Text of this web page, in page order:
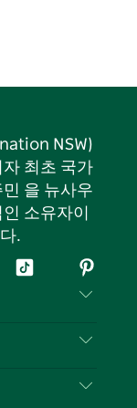
NSW)
최초 국가
을 뉴사우
소유자이
.
틱
핀
터
스